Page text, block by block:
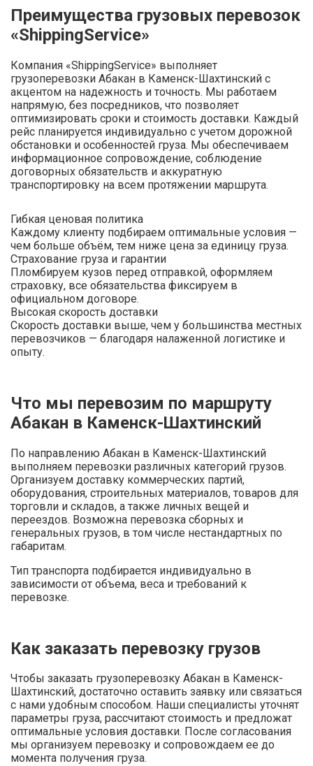
Преимущества грузовых перевозок
«ShippingService»
Компания «ShippingService» выполняет
грузоперевозки Абакан в Каменск-Шахтинский с
акцентом на надежность и точность. Мы работаем
напрямую, без посредников, что позволяет
оптимизировать сроки и стоимость доставки. Каждый
рейс планируется индивидуально с учетом дорожной
обстановки и особенностей груза. Мы обеспечиваем
информационное сопровождение, соблюдение
договорных обязательств и аккуратную
транспортировку на всем протяжении маршрута.
Гибкая ценовая политика
Каждому клиенту подбираем оптимальные условия —
чем больше объём, тем ниже цена за единицу груза.
Страхование груза и гарантии
Пломбируем кузов перед отправкой, оформляем
страховку, все обязательства фиксируем в
официальном договоре.
Высокая скорость доставки
Скорость доставки выше, чем у большинства местных
перевозчиков — благодаря налаженной логистике и
опыту.
Что мы перевозим по маршруту
Абакан в Каменск-Шахтинский
По направлению Абакан в Каменск-Шахтинский
выполняем перевозки различных категорий грузов.
Организуем доставку коммерческих партий,
оборудования, строительных материалов, товаров для
торговли и складов, а также личных вещей и
переездов. Возможна перевозка сборных и
генеральных грузов, в том числе нестандартных по
габаритам.
Тип транспорта подбирается индивидуально в
зависимости от объема, веса и требований к
перевозке.
Как заказать перевозку грузов
Чтобы заказать грузоперевозку Абакан в Каменск-
Шахтинский, достаточно оставить заявку или связаться
с нами удобным способом. Наши специалисты уточнят
параметры груза, рассчитают стоимость и предложат
оптимальные условия доставки. После согласования
мы организуем перевозку и сопровождаем ее до
момента получения груза.